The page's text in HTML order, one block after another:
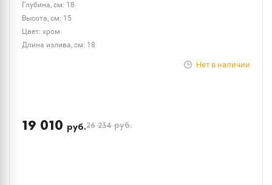
Глубина, см: 18
Высота, см: 15
Цвет: хром
Длина излива, см: 18
Нет в наличии
19 010 руб.26 234руб.